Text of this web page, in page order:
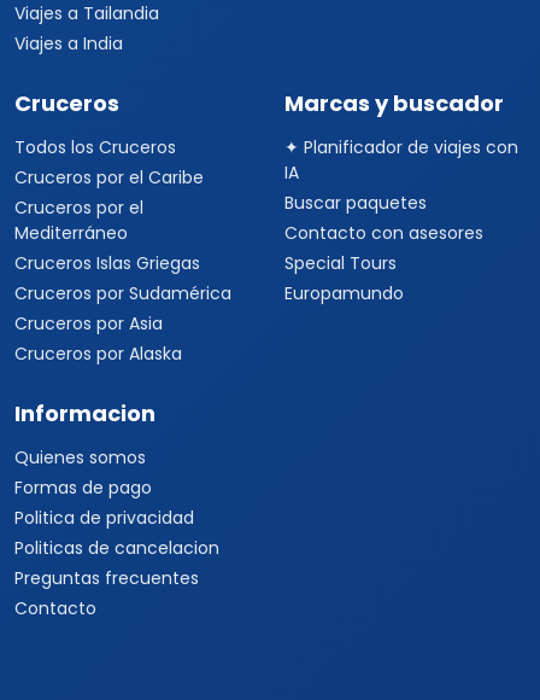
Viajes a Tailandia
Viajes a India
Cruceros
Todos los Cruceros
Cruceros por el Caribe
Cruceros por el
Mediterráneo
Cruceros Islas Griegas
Cruceros por Sudamérica
Cruceros por Asia
Cruceros por Alaska
Marcas y buscador
✦ Planificador de viajes con
IA
Buscar paquetes
Contacto con asesores
Special Tours
Europamundo
Informacion
Quienes somos
Formas de pago
Politica de privacidad
Politicas de cancelacion
Preguntas frecuentes
Contacto